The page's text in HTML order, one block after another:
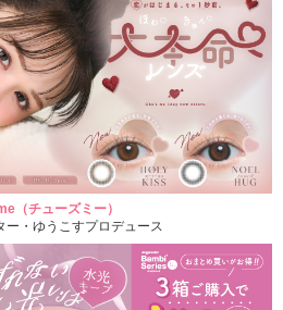
（チューズミー）
ー・ゆうこすプロデュース